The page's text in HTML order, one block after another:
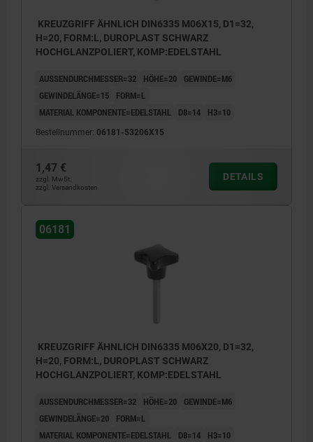
KREUZGRIFF ÄHNLICH DIN6335 M06X15, D1=32,
H=20, FORM:L, DUROPLAST SCHWARZ
HOCHGLANZPOLIERT, KOMP:EDELSTAHL
AUSSENDURCHMESSER=32 HÖHE=20
GEWINDE=M6
GEWINDELÄNGE=15
FORM=L
MATERIAL KOMPONENTE=EDELSTAHL
D8=14 H3=10
Bestellnummer: 06181-53206X15
1,47 €
zzgl. MwSt.
zzgl. Versandkosten
DETAILS
06181
KREUZGRIFF ÄHNLICH DIN6335 M06X20, D1=32,
H=20, FORM:L, DUROPLAST SCHWARZ
HOCHGLANZPOLIERT, KOMP:EDELSTAHL
AUSSENDURCHMESSER=32 HÖHE=20
GEWINDE=M6
GEWINDELÄNGE=20
FORM=L
MATERIAL KOMPONENTE=EDELSTAHL
D8=14 H3=10